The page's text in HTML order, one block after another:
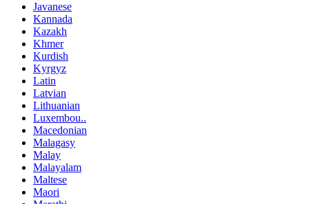
Javanese
Kannada
Kazakh
Khmer
Kurdish
Kyrgyz
Latin
Latvian
Lithuanian
Luxembou..
Macedonian
Malagasy
Malay
Malayalam
Maltese
Maori